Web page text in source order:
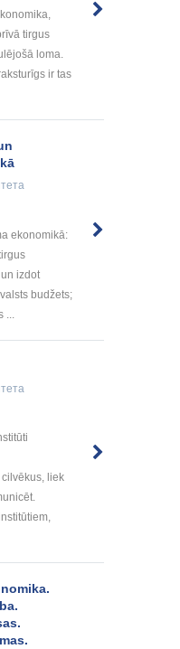
tirgus
loma.
ir tas
ekonomikā:
izdot
budžets;
liek